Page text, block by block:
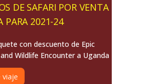
DE SAFARI POR VENTA
PARA 2021-24
con descuento de Epic
Wildlife Encounter a Uganda
viaje